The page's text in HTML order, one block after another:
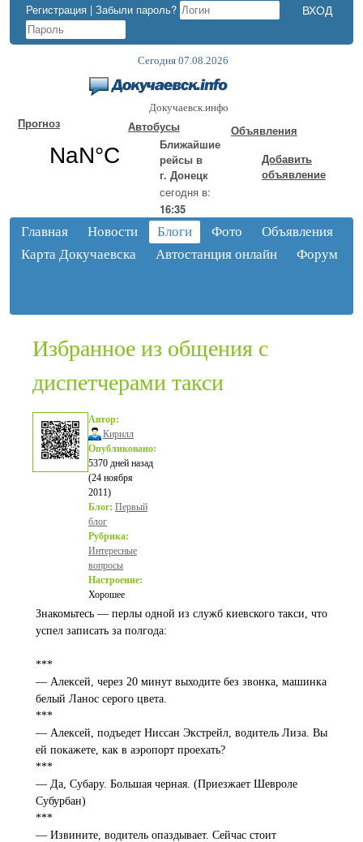
Регистрация | Забыли пароль?
Сегодня 07.08.2026
Докучаевск.инфо
Прогноз
Автобусы
Ближайшие
рейсы в
г. Донецк
сегодня в:
16:35
Объявления
Добавить
объявление
Главная Новости Блоги Фото
Объявления
Карта Докучаевска
Автостанция онлайн Форум
Избранное из общения с
диспетчерами такси
Автор:
Кирилл
Опубликовано:
5370 дней назад
(24 ноября
2011)
Блог: Первый
блог
Рубрика:
Интересные
вопросы
Настроение:
Хорошее
Знакомьтесь — перлы одной из служб киевского такси, что
успел записать за полгода:
***
— Алексей, через 20 минут выходите без звонка, машинка
белый Ланос серого цвета.
***
— Алексей, подъедет Ниссан Экстрейл, водитель Лиза. Вы
ей покажете, как в аэропорт проехать?
***
— Да, Субару. Большая черная. (Приезжает Шевроле
Субурбан)
***
— Извините, водитель опаздывает. Сейчас стоит